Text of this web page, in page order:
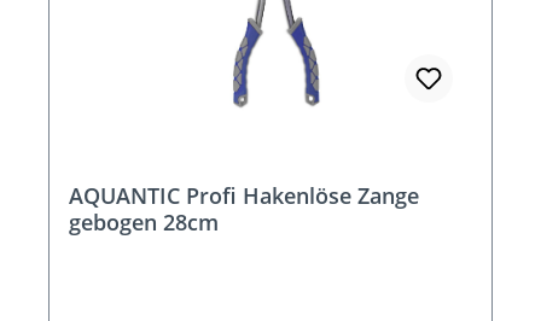
AQUANTIC Profi Hakenlöse Zange
gebogen 28cm